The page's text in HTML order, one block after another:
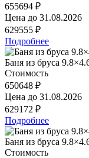
655694 ₽
Цена до 31.08.2026
629555 ₽
Подробнее
Баня из бруса
Стоимость
650648 ₽
Цена до 31.08.2026
629172 ₽
Подробнее
Баня из бруса
Стоимость